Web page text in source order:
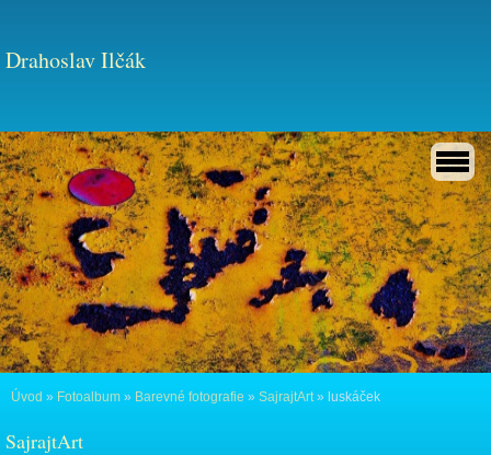
Drahoslav Ilčák
Úvod » Fotoalbum » Barevné fotografie » SajrajtArt» luskáček
SajrajtArt